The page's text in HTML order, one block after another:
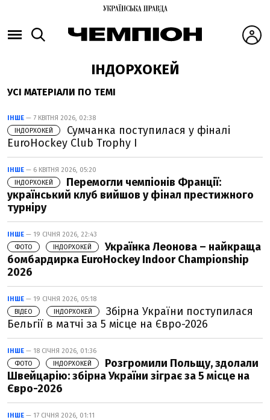
ІНДОРХОКЕЙ
УСІ МАТЕРІАЛИ ПО ТЕМІ
ІНШЕ — 7 КВІТНЯ 2026, 02:38
ІНДОРХОКЕЙ
Сумчанка поступилася у фіналі
EuroHockey Club Trophy I
ІНШЕ — 6 КВІТНЯ 2026, 05:20
ІНДОРХОКЕЙ
Перемогли чемпіонів Франції:
український клуб вийшов у фінал престижного
турніру
ІНШЕ — 19 СІЧНЯ 2026, 22:43
ФОТО
ІНДОРХОКЕЙ
Українка Леонова – найкраща
бомбардирка EuroHockey Indoor Championship
2026
ІНШЕ — 19 СІЧНЯ 2026, 05:18
ВІДЕО
ІНДОРХОКЕЙ
Збірна України поступилася
Бельгії в матчі за 5 місце на Євро-2026
ІНШЕ — 18 СІЧНЯ 2026, 01:36
ФОТО
ІНДОРХОКЕЙ
Розгромили Польщу, здолали
Швейцарію: збірна України зіграє за 5 місце на
Євро-2026
ІНШЕ — 17 СІЧНЯ 2026, 01:11